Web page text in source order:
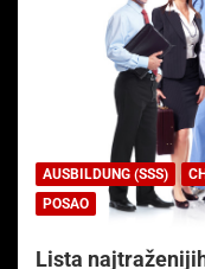
AUSBILDUNG (SSS)
POSAO
Lista